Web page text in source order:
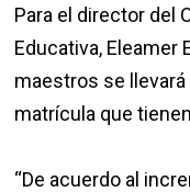
Para el director del
Educativa, Eleamer
maestros se llevará
matrícula que
“De acuerdo al